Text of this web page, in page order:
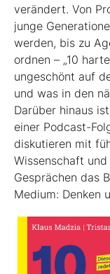
verändert. Von
junge
werden, bis zu
ordnen – „10
ungeschönt auf
und was in den
Darüber hinaus
einer Podcast-
diskutieren mit
Wissenschaft
Gesprächen das
Medium: Denken